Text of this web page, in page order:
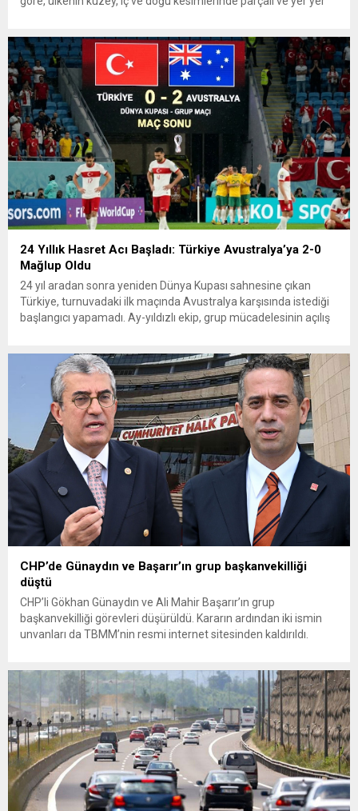
Kars ve Van olmak üzere toplam 12 ilde yerel...
24 Yıllık Hasret Acı Başladı: Türkiye Avustralya’ya 2-0
Mağlup Oldu
24 yıl aradan sonra yeniden Dünya Kupası sahnesine çıkan
Türkiye, turnuvadaki ilk maçında Avustralya karşısında istediği
başlangıcı yapamadı. Ay-yıldızlı ekip, grup mücadelesinin açılış
itibaren iki takım da kontrollü bir oyun sergilerken, Avustralya
özellikle hızlı hücumlarla etkili olmaya...
CHP’de Günaydın ve Başarır’ın grup başkanvekilliği
düştü
CHP’li Gökhan Günaydın ve Ali Mahir Başarır’ın grup
başkanvekilliği görevleri düşürüldü. Kararın ardından iki ismin
unvanları da TBMM’nin resmi internet sitesinden kaldırıldı.
çıkarma cezası uygulanmak üzere Yüksek Disiplin Kurulu’na
(YDK) sevk edilen ve partideki tüm görevlerinden...